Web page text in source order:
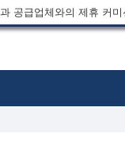
공급업체와의 제휴 커